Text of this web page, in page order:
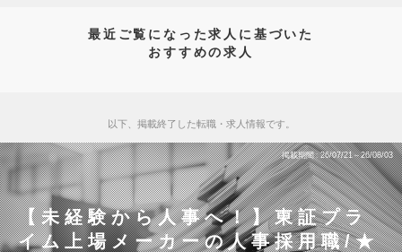
最近ご覧になった求人に基づいた
おすすめの求人
以下、掲載終了した転職・求人情報です。
掲載期間 26/07/21～26/08/03
【未経験から人事へ！】東証プラ
イム上場メーカーの人事採用職/★